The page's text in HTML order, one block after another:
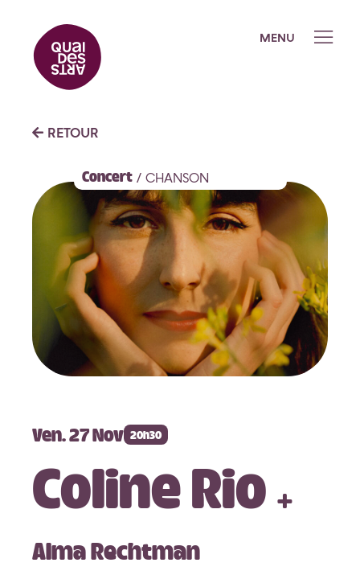
Les partenaires et réseaux
Galerie photo
Programmation
Saison 2026-2027
Billetterie en ligne
MENU
RETOUR
Concert/ CHANSON
Ven. 27 Nov 20h30
Coline Rio +
Alma Rechtman